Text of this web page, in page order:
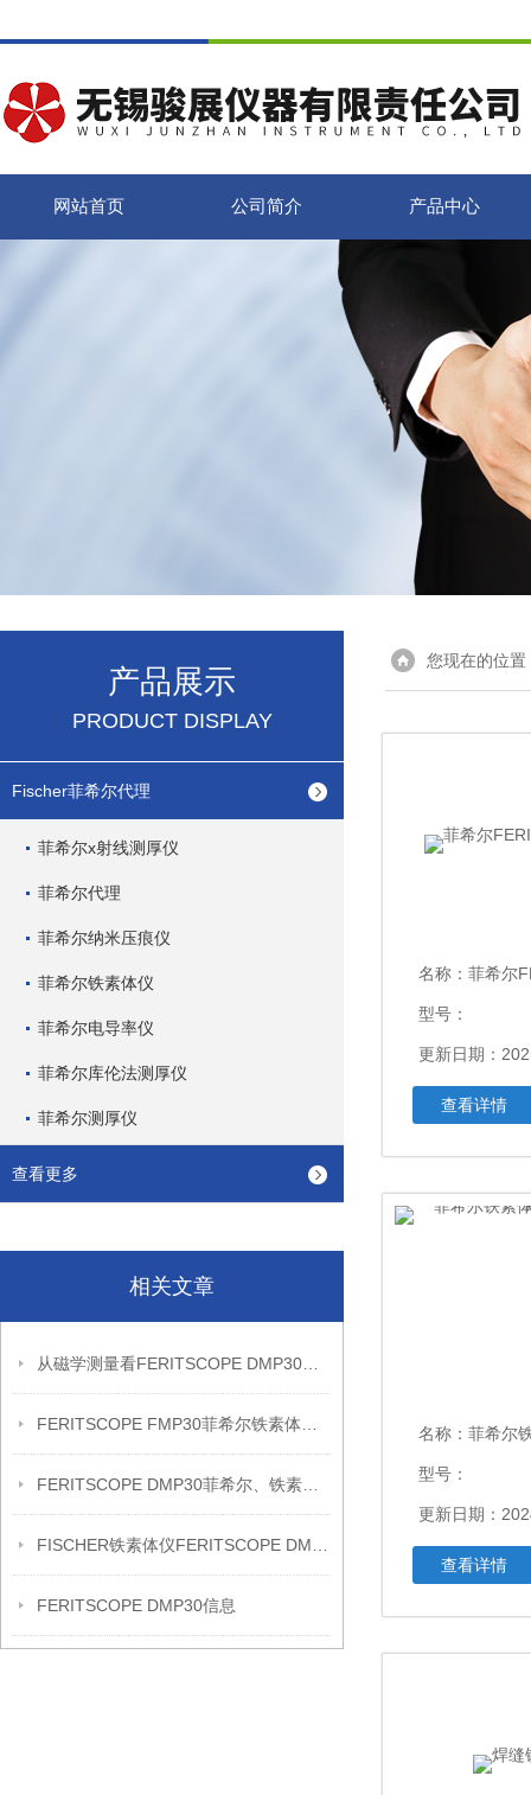
网站首页 公司简介 产品中心
产品展示
PRODUCT DISPLAY
Fischer菲希尔代理
菲希尔x射线测厚仪
菲希尔代理
菲希尔纳米压痕仪
菲希尔铁素体仪
菲希尔电导率仪
菲希尔库伦法测厚仪
菲希尔测厚仪
查看更多
相关文章
FERITSCOPE DMP30信息
您现在的位置
名称： 菲希尔
型号：
更新日期：
查看详情
名称： 菲希尔铁素
型号：
更新日期：
查看详情